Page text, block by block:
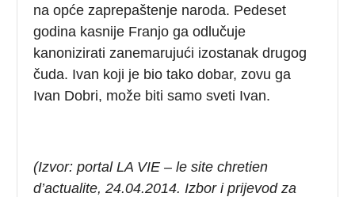
na opće zaprepaštenje naroda. Pedeset
godina kasnije Franjo ga odlučuje
kanonizirati zanemarujući izostanak drugog
čuda. Ivan koji je bio tako dobar, zovu ga
Ivan Dobri, može biti samo sveti Ivan.
(Izvor: portal LA VIE – le site chretien
d’actualite, 24.04.2014. Izbor i prijevod za